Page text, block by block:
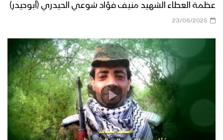
عظمة العطاء الشهيد منيف فؤاد شوعي الحيدري (أبوحيدر)
23/06/2025